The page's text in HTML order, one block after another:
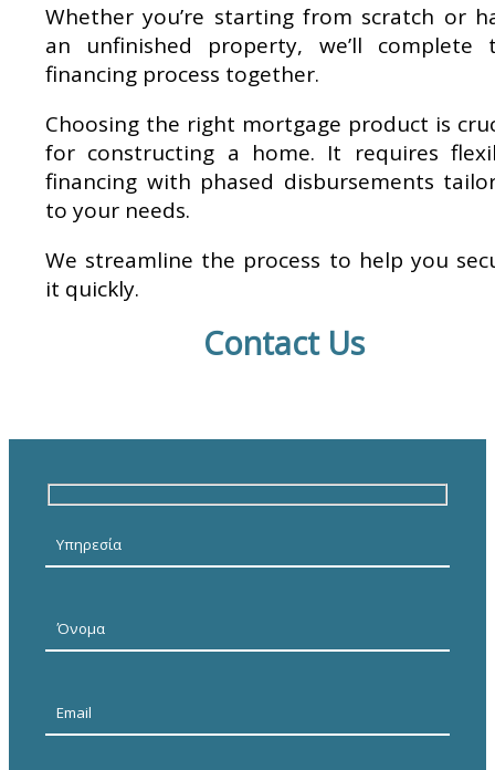
Whether you’re starting from scratch or
an unfinished property, we’ll complete
financing process together.
Choosing the right mortgage product is
for constructing a home. It requires
financing with phased disbursements
to your needs.
We streamline the process to help you
it quickly.
Contact Us